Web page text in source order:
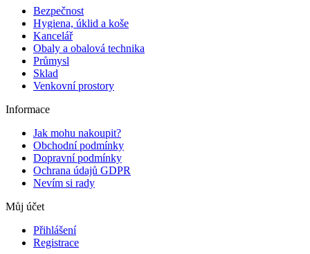
Bezpečnost
Hygiena, úklid a koše
Kancelář
Obaly a obalová technika
Průmysl
Sklad
Venkovní prostory
Informace
Jak mohu nakoupit?
Obchodní podmínky
Dopravní podmínky
Ochrana údajů GDPR
Nevím si rady
Můj účet
Přihlášení
Registrace